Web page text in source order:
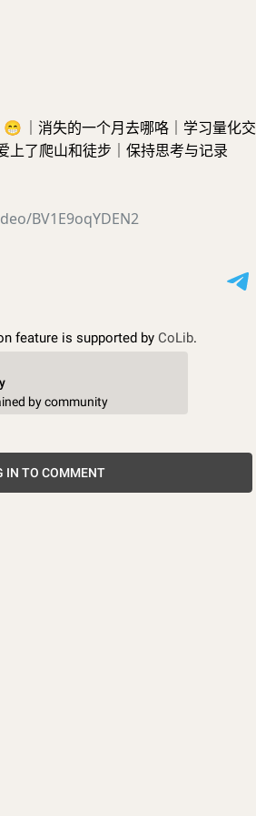
😁
｜消失的一个月去哪咯｜学习量化交
上了爬山和徒步｜保持思考与记录
BV1E9oqYDEN2